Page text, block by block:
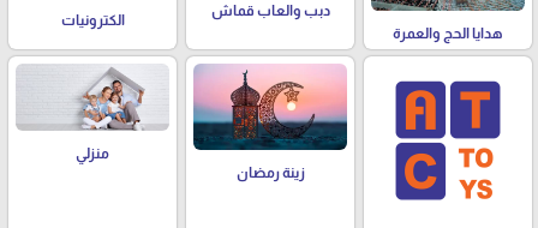
هدايا الحج والعمرة
دبب والعاب قماش
الكترونيات
زينة رمضان
منزلي